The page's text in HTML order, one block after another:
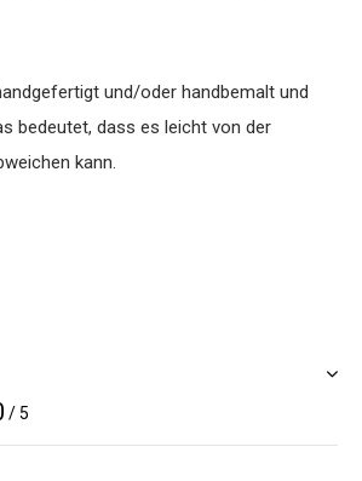
und/oder handbemalt und
bedeutet, dass es leicht von der
kann.
/ 5